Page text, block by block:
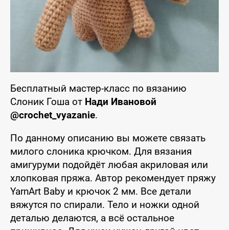
Бесплатный мастер-класс по вязанию
Слоник Гоша от Нади Ивановой
@crochet_vyazanie.
По данному описанию вы можете связать
милого слоника крючком. Для вязания
амигуруми подойдёт любая акриловая или
хлопковая пряжа. Автор рекомендует пряжу
YarnArt Baby и крючок 2 мм. Все детали
вяжутся по спирали. Тело и ножки одной
деталью делаются, а всё остальное